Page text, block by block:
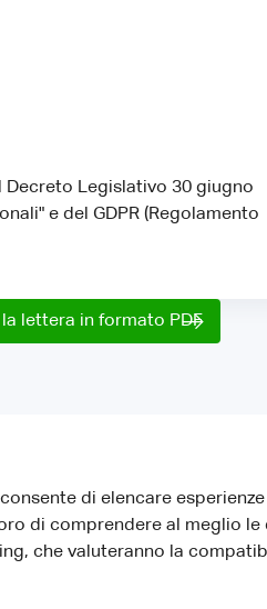
Legislativo 30 giugno
e del GDPR (Regolamento
lettera in formato PDF
di elencare
di comprendere al meglio le
che valuteranno la